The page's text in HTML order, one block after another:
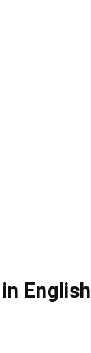
English